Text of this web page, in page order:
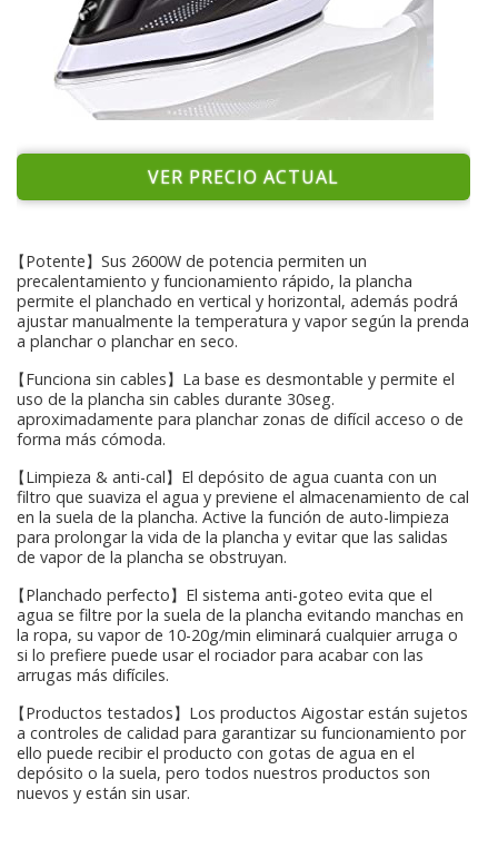
VER PRECIO ACTUAL
【Potente】Sus 2600W de potencia permiten un
precalentamiento y funcionamiento rápido, la plancha
permite el planchado en vertical y horizontal, además podrá
ajustar manualmente la temperatura y vapor según la prenda
a planchar o planchar en seco.
【Funciona sin cables】La base es desmontable y permite el
uso de la plancha sin cables durante 30seg.
aproximadamente para planchar zonas de difícil acceso o de
forma más cómoda.
【Limpieza & anti-cal】El depósito de agua cuanta con un
filtro que suaviza el agua y previene el almacenamiento de cal
en la suela de la plancha. Active la función de auto-limpieza
para prolongar la vida de la plancha y evitar que las salidas
de vapor de la plancha se obstruyan.
【Planchado perfecto】El sistema anti-goteo evita que el
agua se filtre por la suela de la plancha evitando manchas en
la ropa, su vapor de 10-20g/min eliminará cualquier arruga o
si lo prefiere puede usar el rociador para acabar con las
arrugas más difíciles.
【Productos testados】Los productos Aigostar están sujetos
a controles de calidad para garantizar su funcionamiento por
ello puede recibir el producto con gotas de agua en el
depósito o la suela, pero todos nuestros productos son
nuevos y están sin usar.